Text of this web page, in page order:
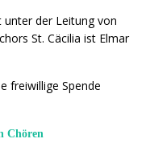
unter der Leitung von
St. Cäcilia ist Elmar
freiwillige Spende
Chören